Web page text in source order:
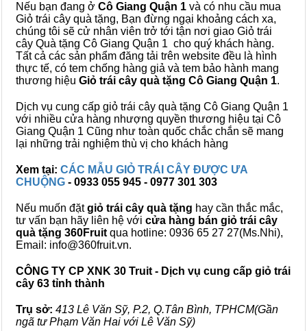
Nếu bạn đang ở Cô Giang Quận 1 và có nhu cầu mua
Giỏ trái cây quà tặng, Bạn đừng ngại khoảng cách xa,
chúng tôi sẽ cử nhân viên trở tới tận nơi giao Giỏ trái
cây Quà tặng Cô Giang Quận 1 cho quý khách hàng.
Tất cả các sản phẩm đăng tải trên website đều là hình
thực tế, có tem chống hàng giả và tem bảo hành mang
thương hiệu Giỏ trái cây quà tặng Cô Giang Quận 1.
Dịch vụ cung cấp giỏ trái cây quà tặng Cô Giang Quận 1
với nhiều cửa hàng nhượng quyền thương hiệu tại Cô
Giang Quận 1 Cũng như toàn quốc chắc chắn sẽ mang
lại những trải nghiệm thù vị cho khách hàng
Xem tại: CÁC MẪU GIỎ TRÁI CÂY ĐƯỢC ƯA
CHUỘNG - 0933 055 945 - 0977 301 303
Nếu muốn đặtgiỏ trái cây quà tặng hay cần thắc mắc,
tư vấn bạn hãy liên hệ với cửa hàng bán giỏ trái cây
quà tặng 360Fruit qua hotline: 0936 65 27 27(Ms.Nhi),
Email: info@360fruit.vn.
CÔNG TY CP XNK 30 Truit - Dịch vụ cung cấp giỏ trái
cây 63 tỉnh thành
Trụ sở: 413 Lê Văn Sỹ, P.2, Q.Tân Bình, TPHCM(Gần
ngã tư Phạm Văn Hai với Lê Văn Sỹ)